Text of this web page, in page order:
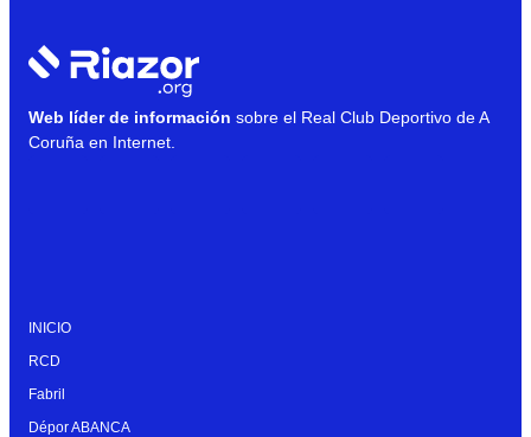
Web líder de información sobre el Real Club Deportivo de A
Coruña en Internet.
INICIO
RCD
Fabril
Dépor ABANCA